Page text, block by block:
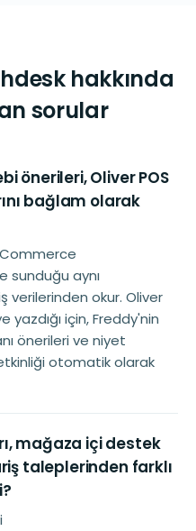
hakkında
sorular
önerileri, Oliver POS
bağlam olarak
sunduğu aynı
verilerinden okur. Oliver
yazdığı için, Freddy'nin
önerileri ve niyet
otomatik olarak
mağaza içi destek
taleplerinden farklı